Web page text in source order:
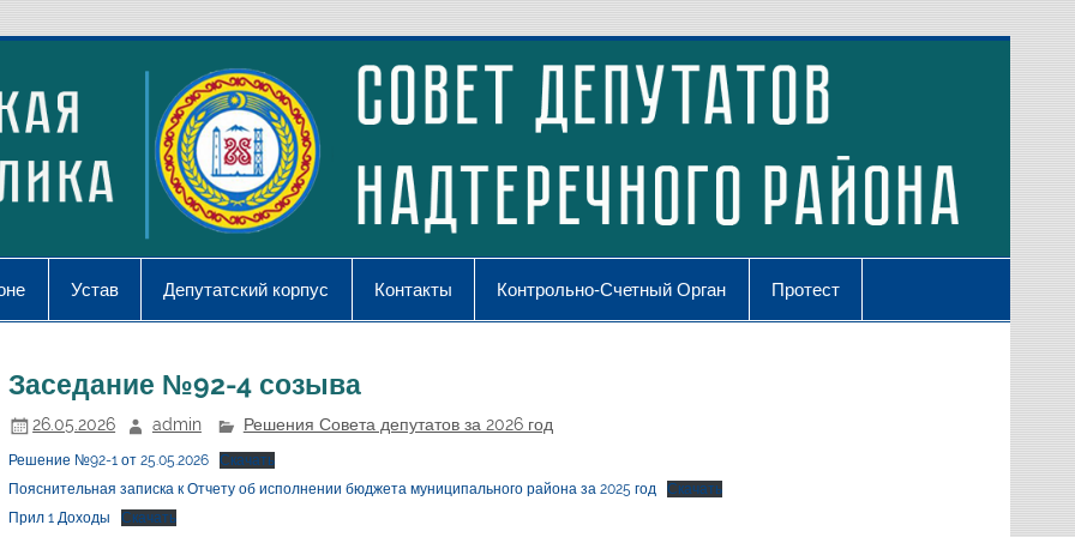
Устав Депутатский корпус Контакты Контрольно-Счетный Орган Протест
Заседание №92-4 созыва
26.05.2026 admin Решения Совета депутатов за 2026 год
Решение №92-1 от 25.05.2026
Скачать
Пояснительная записка к Отчету об исполнении бюджета муниципального района за 2025 год
Скачать
Прил 1 Доходы
Скачать